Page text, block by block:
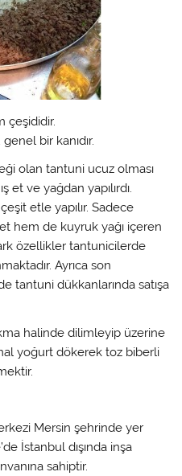
çeşididir.
bir kanıdır.
olan tantuni ucuz olması
et ve yağdan yapılırdı.
etle yapılır. Sadece
hem de kuyruk yağı içeren
özellikler tantunicilerde
Ayrıca son
tantuni dükkanlarında satışa
halinde dilimleyip üzerine
yoğurt dökerek toz biberli
Mersin şehrinde yer
İstanbul dışında inşa
sahiptir.